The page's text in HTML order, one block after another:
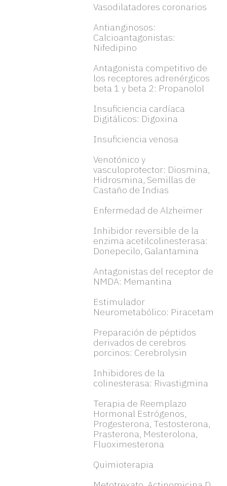
Vasodilatadores coronarios
Antianginosos:
Calcioantagonistas:
Nifedipino
Antagonista competitivo de
los receptores adrenérgicos
beta 1 y beta 2: Propanolol
Insuficiencia cardíaca
Digitálicos: Digoxina
Insuficiencia venosa
Venotónico y
vasculoprotector: Diosmina,
Hidrosmina, Semillas de
Castaño de Indias
Enfermedad de Alzheimer
Inhibidor reversible de la
enzima acetilcolinesterasa:
Donepecilo, Galantamina
Antagonistas del receptor de
NMDA: Memantina
Estimulador
Neurometabólico: Piracetam
Preparación de péptidos
derivados de cerebros
porcinos: Cerebrolysin
Inhibidores de la
colinesterasa: Rivastigmina
Terapia de Reemplazo
Hormonal Estrógenos,
Progesterona, Testosterona,
Prasterona, Mesterolona,
Fluoximesterona
Quimioterapia